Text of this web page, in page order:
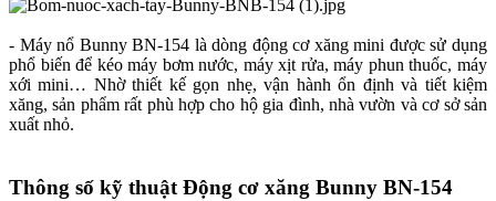
- Máy nổ Bunny BN-154 là dòng động cơ xăng mini được sử dụng
phổ biến để kéo máy bơm nước, máy xịt rửa, máy phun thuốc, máy
xới mini… Nhờ thiết kế gọn nhẹ, vận hành ổn định và tiết kiệm
xăng, sản phẩm rất phù hợp cho hộ gia đình, nhà vườn và cơ sở sản
xuất nhỏ.​
Thông số kỹ thuật Động cơ xăng Bunny BN-154​